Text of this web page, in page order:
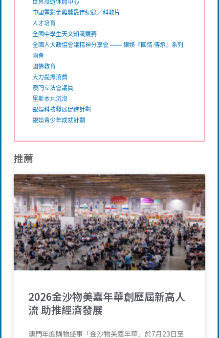
世界旅遊休閒中心
中國電影金雞獎最佳紀錄／科教片
人才培育
全國中學生天文知識競賽
全國人大政協會議精神分享會 —— 銀娛『國情‧傳承』系列
兩會
國情教育
大力提振消費
澳門立法會議員
里斯本丸沉沒
銀娛科技發展促進計劃
銀娛青少年成就計劃
推薦
2026金沙物美嘉年華創歷屆新高人
流 助推經濟發展
澳門年度購物盛事「金沙物美嘉年華」於7月23日至